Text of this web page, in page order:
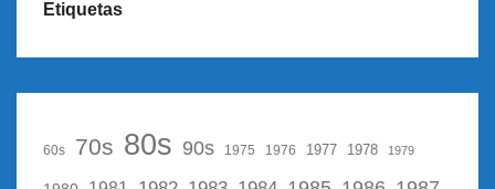
Etiquetas
60s 70s 80s 90s 1975 1976 1977 1978 1979